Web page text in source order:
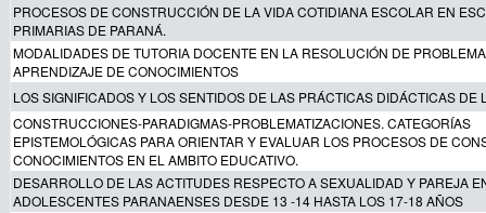
PROCESOS DE CONSTRUCCIÓN DE LA VIDA COTIDIANA ESCOLAR EN
PRIMARIAS DE PARANÁ.
MODALIDADES DE TUTORIA DOCENTE EN LA RESOLUCIÓN DE
APRENDIZAJE DE CONOCIMIENTOS
LOS SIGNIFICADOS Y LOS SENTIDOS DE LAS PRÁCTICAS DIDÁCTICAS DE
CONSTRUCCIONES-PARADIGMAS-PROBLEMATIZACIONES. CATEGORÍAS
EPISTEMOLÓGICAS PARA ORIENTAR Y EVALUAR LOS PROCESOS DE
CONOCIMIENTOS EN EL AMBITO EDUCATIVO.
DESARROLLO DE LAS ACTITUDES RESPECTO A SEXUALIDAD Y PAREJA
ADOLESCENTES PARANAENSES DESDE 13 -14 HASTA LOS 17-18 AÑOS